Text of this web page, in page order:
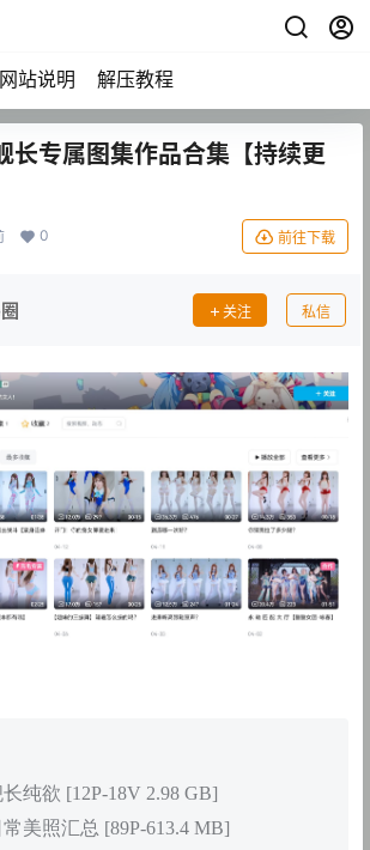
网站说明 解压教程
专属图集作品合集【持续更
0 前往下载
关注 私信
纯欲 [12P-18V 2.98 GB]
美照汇总 [89P-613.4 MB]